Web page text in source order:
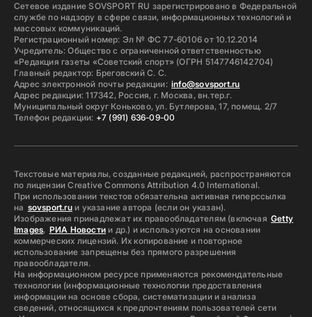
Сетевое издание SOVSPORT RU зарегистрировано в Федеральной
службе по надзору в сфере связи, информационных технологий и
массовых коммуникаций.
Регистрационный номер: Эл № ФС 77-60106 от 10.12.2014
Учредитель: Общество с ограниченной ответственностью
«Редакция газеты «Советский спорт» (ОГРН 5147746142704)
Главный редактор: Бреговский С. С.
Адрес электронной почты редакции: info@sovsport.ru
Адрес редакции: 117342, Россия, г. Москва, вн.тер.г.
Муниципальный округ Коньково, ул. Бутлерова, 17, помещ. 2/7
Телефон редакции: +7 (991) 636-09-00
Текстовые материалы, созданные редакцией, распространяются
по лицензии Creative Commons Attribution 4.0 International.
При использовании текстов обязательна активная гиперссылка
на sovsport.ruи указание автора (если он указан).
Изображения принадлежат их правообладателям (включая Getty
Images, РИА Новостии др.) и используются на основании
коммерческих лицензий. Их копирование и повторное
использование запрещены без прямого разрешения
правообладателя.
На информационном ресурсе применяются рекомендательные
технологии (информационные технологии предоставления
информации на основе сбора, систематизации и анализа
сведений, относящихся к предпочтениям пользователей сети